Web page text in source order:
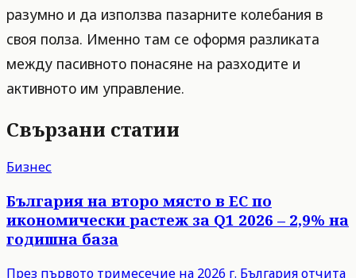
разумно и да използва пазарните колебания в
своя полза. Именно там се оформя разликата
между пасивното понасяне на разходите и
активното им управление.
Свързани статии
Бизнес
България на второ място в ЕС по
икономически растеж за Q1 2026 – 2,9% на
годишна база
През първото тримесечие на 2026 г. България отчита